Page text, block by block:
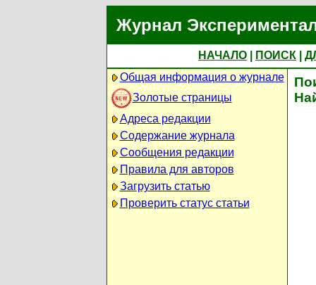
Журнал
НАЧАЛО ПОИСК
Общая информация о журнале
Золотые страницы
Адреса редакции
Содержание журнала
Сообщения редакции
Правила для авторов
Загрузить статью
Проверить статус статьи